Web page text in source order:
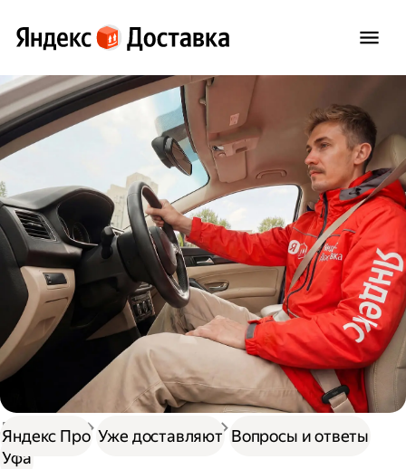
Доставка Нужна работа
Автокурьер
Уфа
Яндекс Про Уже доставляют Вопросы и ответы